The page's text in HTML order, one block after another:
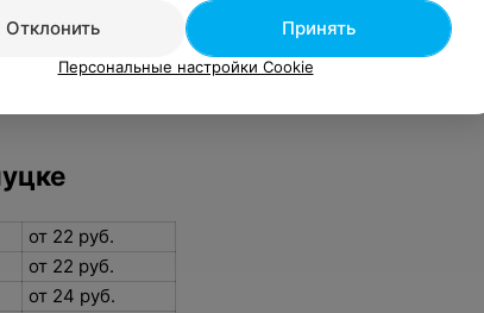
от 22 руб.
от 22 руб.
от 24 руб.
Отклонить
Принять
Персональные настройки Cookie